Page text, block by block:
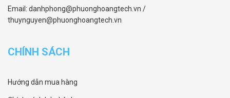
Email: danhphong@phuonghoangtech.vn /
thuynguyen@phuonghoangtech.vn
CHÍNH SÁCH
Hướng dẫn mua hàng